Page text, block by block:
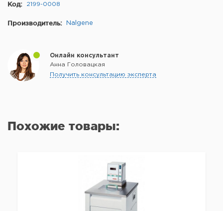
Код: 2199-0008
Производитель: Nalgene
Онлайн консультант
Анна Головацкая
Получить консультацию эксперта
Похожие товары: